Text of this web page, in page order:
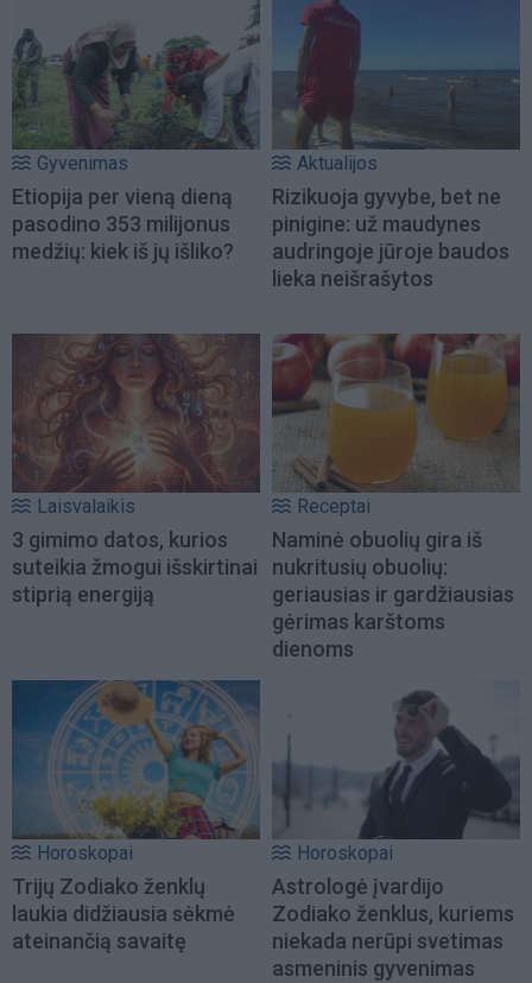
Gyvenimas
Etiopija per vieną dieną
pasodino 353 milijonus
medžių: kiek iš jų išliko?
Aktualijos
Rizikuoja gyvybe, bet ne
pinigine: už maudynes
audringoje jūroje baudos
lieka neišrašytos
Laisvalaikis
3 gimimo datos, kurios
suteikia žmogui išskirtinai
stiprią energiją
Receptai
Naminė obuolių gira iš
nukritusių obuolių:
geriausias ir gardžiausias
gėrimas karštoms
dienoms
Horoskopai
Trijų Zodiako ženklų
laukia didžiausia sėkmė
ateinančią savaitę
Horoskopai
Astrologė įvardijo
Zodiako ženklus, kuriems
niekada nerūpi svetimas
asmeninis gyvenimas